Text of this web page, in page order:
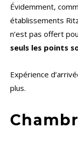
Évidemment,
établissements
n’est pas offert
seuls les points
Expérience
plus.